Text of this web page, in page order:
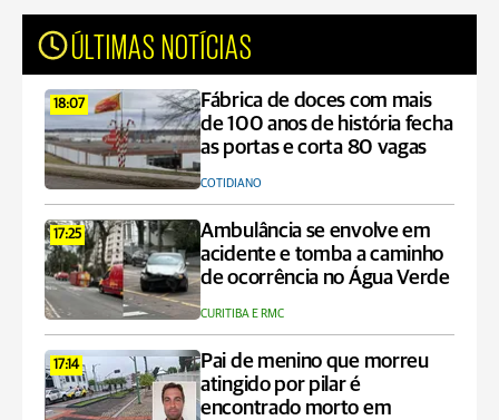
ÚLTIMAS NOTÍCIAS
18:07
Fábrica de doces com mais
de 100 anos de história fecha
as portas e corta 80 vagas
COTIDIANO
17:25
Ambulância se envolve em
acidente e tomba a caminho
de ocorrência no Água Verde
CURITIBA E RMC
17:14
Pai de menino que morreu
atingido por pilar é
encontrado morto em